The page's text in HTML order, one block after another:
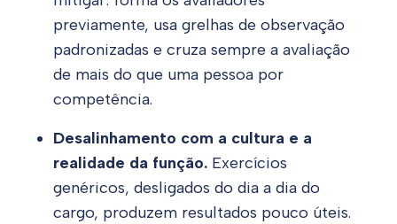
previamente, usa grelhas de observação
padronizadas e cruza sempre a avaliação
de mais do que uma pessoa por
competência.
Desalinhamento com a cultura e a
realidade da função. Exercícios
genéricos, desligados do dia a dia do
cargo, produzem resultados pouco úteis.